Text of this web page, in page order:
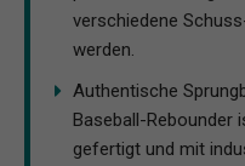
verschiedene
werden.
Authentische
Baseball-Rebounder
gefertigt und mit